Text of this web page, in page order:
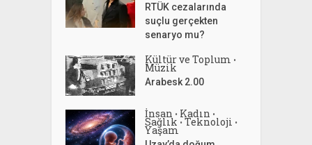
RTÜK cezalarında
suçlu gerçekten
senaryo mu?
Kültür ve Toplum •
Müzik
Arabesk 2.00
İnsan • Kadın •
Sağlık • Teknoloji •
Yaşam